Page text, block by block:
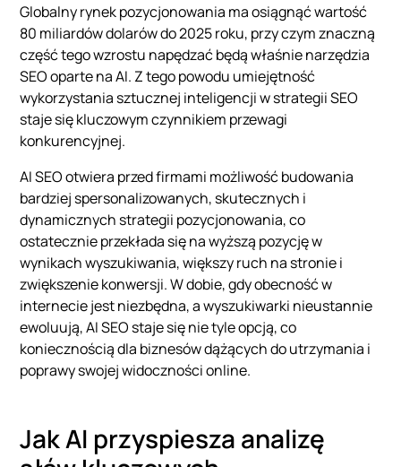
Globalny rynek pozycjonowania ma osiągnąć wartość
80 miliardów dolarów do 2025 roku, przy czym znaczną
część tego wzrostu napędzać będą właśnie narzędzia
SEO oparte na AI. Z tego powodu umiejętność
wykorzystania sztucznej inteligencji w strategii SEO
staje się kluczowym czynnikiem przewagi
konkurencyjnej.
AI SEO otwiera przed firmami możliwość budowania
bardziej spersonalizowanych, skutecznych i
dynamicznych strategii pozycjonowania, co
ostatecznie przekłada się na wyższą pozycję w
wynikach wyszukiwania, większy ruch na stronie i
zwiększenie konwersji. W dobie, gdy obecność w
internecie jest niezbędna, a wyszukiwarki nieustannie
ewoluują, AI SEO staje się nie tyle opcją, co
koniecznością dla biznesów dążących do utrzymania i
poprawy swojej widoczności online.
Jak AI przyspiesza analizę